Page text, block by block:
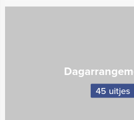
45 uitjes